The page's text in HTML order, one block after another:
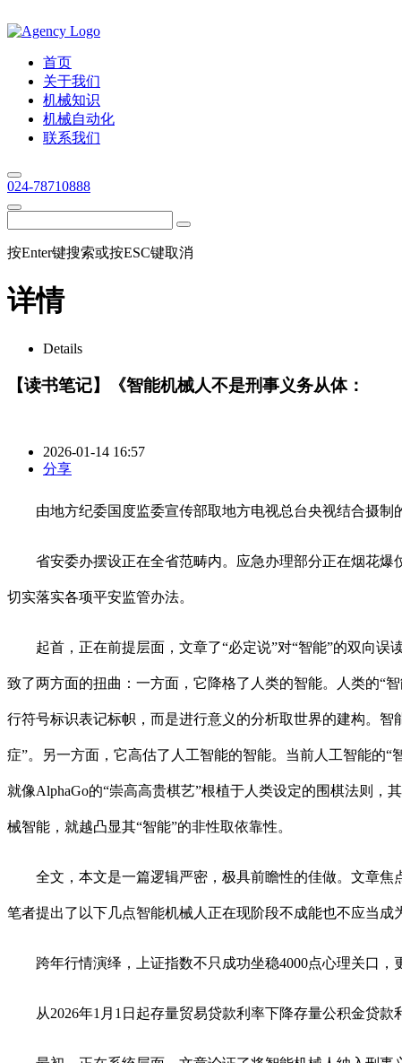
首页
关于我们
机械知识
机械自动化
联系我们
024-78710888
按Enter键搜索或按ESC键取消
详情
Details
【读书笔记】《智能机械人不是刑事义务从体：
2026-01-14 16:57
分享
由地方纪委国度监委宣传部取地方电视总台央视结合摄制
省安委办摆设正在全省范畴内。应急办理部分正在烟花爆
切实落实各项平安监管办法。
起首，正在前提层面，文章了“必定说”对“智能”的双向误
致了两方面的扭曲：一方面，它降格了人类的智能。人类的“
行符号标识表记标帜，而是进行意义的分析取世界的建构。
症”。另一方面，它高估了人工智能的智能。当前人工智能的
就像AlphaGo的“崇高高贵棋艺”根植于人类设定的围棋法则
械智能，就越凸显其“智能”的非性取依靠性。
全文，本文是一篇逻辑严密，极具前瞻性的佳做。文章焦
笔者提出了以下几点智能机械人正在现阶段不成能也不应当成
跨年行情演绎，上证指数不只成功坐稳4000点心理关口，
从2026年1月1日起存量贸易贷款利率下降存量公积金贷款